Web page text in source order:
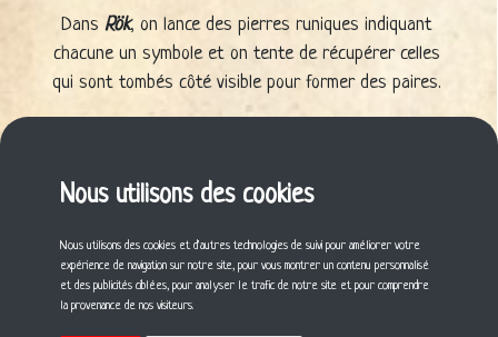
Nous utilisons des cookies
Nous utilisons des cookies et d'autres technologies de suivi pour améliorer votre
expérience de navigation sur notre site, pour vous montrer un contenu personnalisé
et des publicités ciblées, pour analyser le trafic de notre site et pour comprendre
la provenance de nos visiteurs.
Dans Rök, on lance des pierres runiques indiquant
chacune un symbole et on tente de récupérer celles
qui sont tombés côté visible pour former des paires.
mécanique
Cette mécanique vous a plu ? Partagez-la !